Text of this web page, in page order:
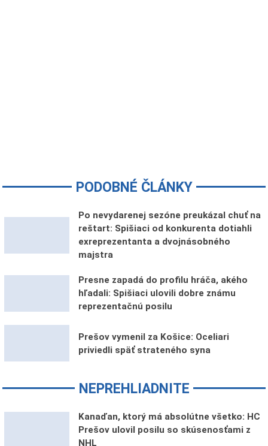
PODOBNÉ ČLÁNKY
Po nevydarenej sezóne preukázal chuť na
reštart: Spišiaci od konkurenta dotiahli
exreprezentanta a dvojnásobného
majstra
Presne zapadá do profilu hráča, akého
hľadali: Spišiaci ulovili dobre známu
reprezentačnú posilu
Prešov vymenil za Košice: Oceliari
priviedli späť strateného syna
NEPREHLIADNITE
Kanaďan, ktorý má absolútne všetko: HC
Prešov ulovil posilu so skúsenosťami z
NHL